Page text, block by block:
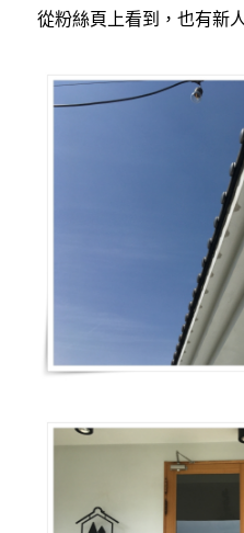
從粉絲頁上看到，也有新